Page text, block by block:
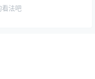
看法吧